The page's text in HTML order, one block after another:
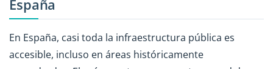
España
En España, casi toda la infraestructura pública es
accesible, incluso en áreas históricamente